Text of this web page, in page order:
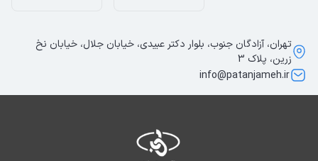
تهران، آزادگان جنوب، بلوار دکتر عبیدی، خیابان جلال، خیابان نخ
زرین، پلاک 3
info@patanjameh.ir